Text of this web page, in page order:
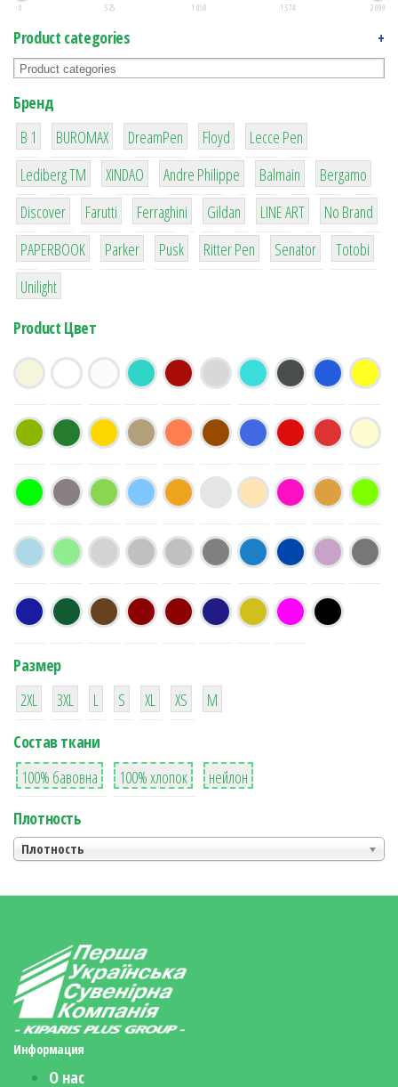
0 525 1 050 1 574 2 099
Product categories +
Бренд
B 1
1
BUROMAX
1
DreamPen
2
Floyd
2
Lecce Pen
3
Lediberg ТМ
3
XINDAO
1
Andre Philippe
4
Balmain
26
Bergamo
64
Discover
299
Farutti
4
Ferraghini
42
Gildan
4
LINE ART
90
No Brand
8
PAPERBOOK
6
Parker
2
Pusk
22
Ritter Pen
15
Senator
43
Totobi
1
Unilight
Product Цвет
Размер
38
2XL
16
3XL
42
L
42
S
42
XL XS
М
Состав ткани
8
100% бавовна
36
100% хлопок
2
нейлон
Плотность
Плотность
Информация
О нас